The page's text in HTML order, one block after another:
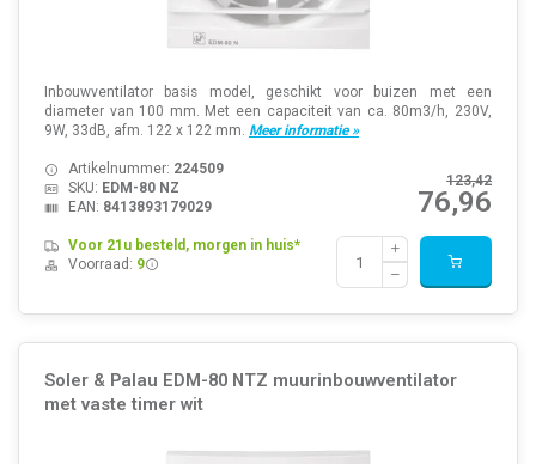
Inbouwventilator basis model, geschikt voor buizen met een
diameter van 100 mm. Met een capaciteit van ca. 80m3/h, 230V,
9W, 33dB, afm. 122 x 122 mm. Meer informatie »
123,42
76,96
Artikelnummer: 224509
SKU: EDM-80 NZ
EAN: 8413893179029
Voor 21u besteld, morgen in huis*
Voorraad: 9
Soler & Palau EDM-80 NTZ muurinbouwventilator
met vaste timer wit